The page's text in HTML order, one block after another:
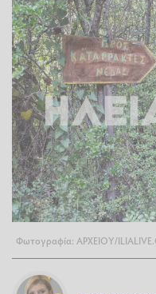
Φωτογραφία: ΑΡΧΕΙΟΥ/